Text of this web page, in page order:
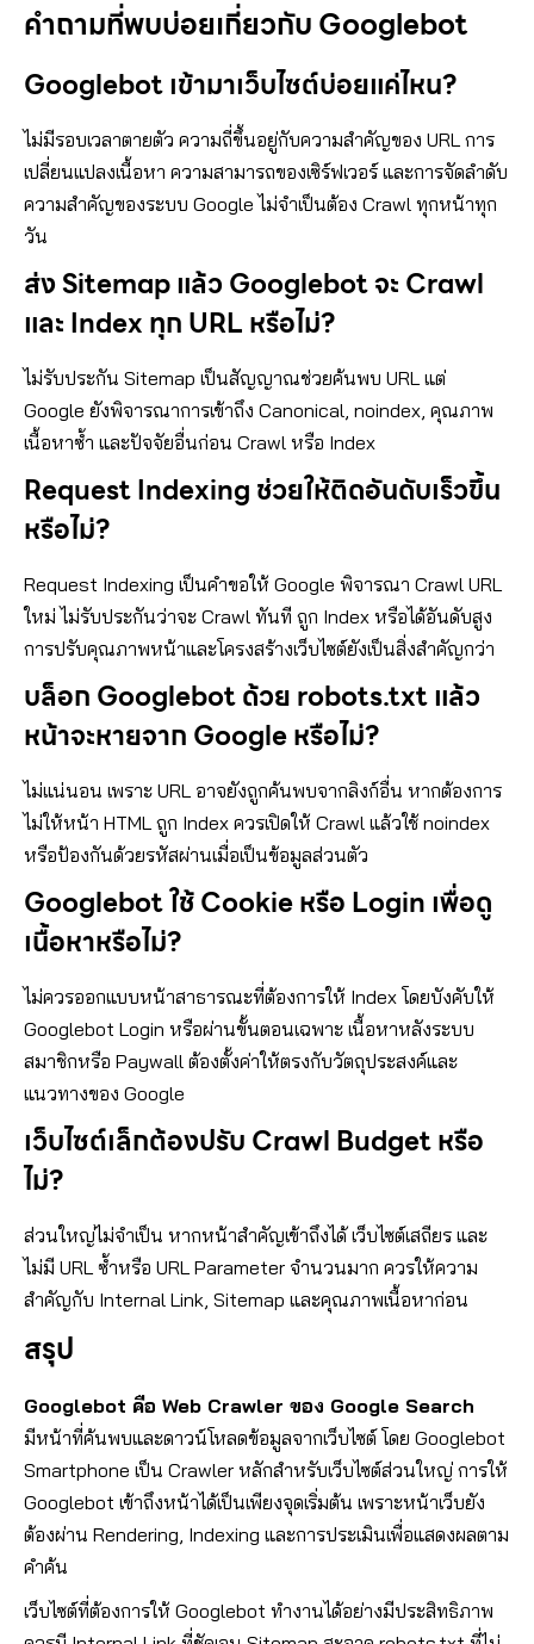
คำถามที่พบบ่อยเกี่ยวกับ Googlebot
Googlebot เข้ามาเว็บไซต์บ่อยแค่ไหน?
ไม่มีรอบเวลาตายตัว ความถี่ขึ้นอยู่กับความสำคัญของ URL การ
เปลี่ยนแปลงเนื้อหา ความสามารถของเซิร์ฟเวอร์ และการจัดลำดับ
ความสำคัญของระบบ Google ไม่จำเป็นต้อง Crawl ทุกหน้าทุก
วัน
ส่ง Sitemap แล้ว Googlebot จะ Crawl
และ Index ทุก URL หรือไม่?
ไม่รับประกัน Sitemap เป็นสัญญาณช่วยค้นพบ URL แต่
Google ยังพิจารณาการเข้าถึง Canonical, noindex, คุณภาพ
เนื้อหาซ้ำ และปัจจัยอื่นก่อน Crawl หรือ Index
Request Indexing ช่วยให้ติดอันดับเร็วขึ้น
หรือไม่?
Request Indexing เป็นคำขอให้ Google พิจารณา Crawl URL
ใหม่ ไม่รับประกันว่าจะ Crawl ทันที ถูก Index หรือได้อันดับสูง
การปรับคุณภาพหน้าและโครงสร้างเว็บไซต์ยังเป็นสิ่งสำคัญกว่า
บล็อก Googlebot ด้วย robots.txt แล้ว
หน้าจะหายจาก Google หรือไม่?
ไม่แน่นอน เพราะ URL อาจยังถูกค้นพบจากลิงก์อื่น หากต้องการ
ไม่ให้หน้า HTML ถูก Index ควรเปิดให้ Crawl แล้วใช้ noindex
หรือป้องกันด้วยรหัสผ่านเมื่อเป็นข้อมูลส่วนตัว
Googlebot ใช้ Cookie หรือ Login เพื่อดู
เนื้อหาหรือไม่?
ไม่ควรออกแบบหน้าสาธารณะที่ต้องการให้ Index โดยบังคับให้
Googlebot Login หรือผ่านขั้นตอนเฉพาะ เนื้อหาหลังระบบ
สมาชิกหรือ Paywall ต้องตั้งค่าให้ตรงกับวัตถุประสงค์และ
แนวทางของ Google
เว็บไซต์เล็กต้องปรับ Crawl Budget หรือ
ไม่?
ส่วนใหญ่ไม่จำเป็น หากหน้าสำคัญเข้าถึงได้ เว็บไซต์เสถียร และ
ไม่มี URL ซ้ำหรือ URL Parameter จำนวนมาก ควรให้ความ
สำคัญกับ Internal Link, Sitemap และคุณภาพเนื้อหาก่อน
สรุป
Googlebot คือ Web Crawler ของ Google Search
มีหน้าที่ค้นพบและดาวน์โหลดข้อมูลจากเว็บไซต์ โดย Googlebot
Smartphone เป็น Crawler หลักสำหรับเว็บไซต์ส่วนใหญ่ การให้
Googlebot เข้าถึงหน้าได้เป็นเพียงจุดเริ่มต้น เพราะหน้าเว็บยัง
ต้องผ่าน Rendering, Indexing และการประเมินเพื่อแสดงผลตาม
คำค้น
เว็บไซต์ที่ต้องการให้ Googlebot ทำงานได้อย่างมีประสิทธิภาพ